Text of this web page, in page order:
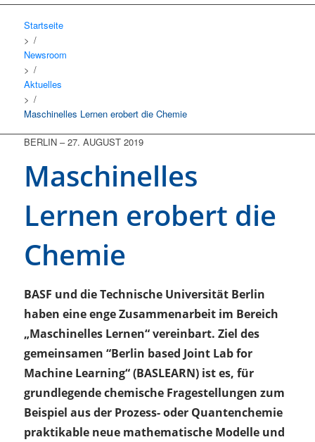
Startseite
/
Newsroom
/
Aktuelles
/
Maschinelles Lernen erobert die Chemie
BERLIN–27. AUGUST 2019
Maschinelles
Lernen erobert die
Chemie
BASF und die Technische Universität Berlin
haben eine enge Zusammenarbeit im Bereich
„Maschinelles Lernen“ vereinbart. Ziel des
gemeinsamen “Berlin based Joint Lab for
Machine Learning“ (BASLEARN) ist es, für
grundlegende chemische Fragestellungen zum
Beispiel aus der Prozess- oder Quantenchemie
praktikable neue mathematische Modelle und